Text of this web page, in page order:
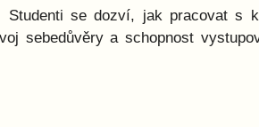
se dozví, jak pracovat s
sebedůvěry a schopnost